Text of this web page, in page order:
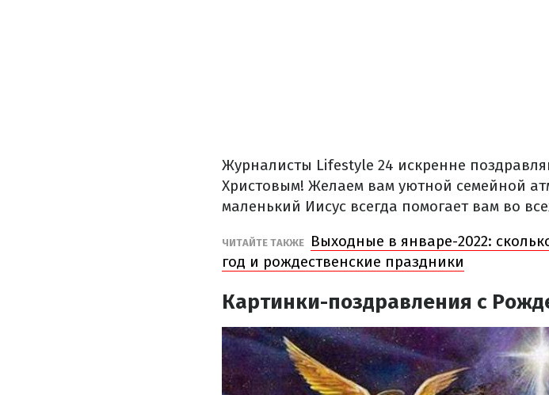
Журналисты Lifestyle 24 искренне
Христовым! Желаем вам уютной семейной
маленький Иисус всегда помогает вам во
ЧИТАЙТЕ ТАКЖЕ
Выходные в январе-2022:
год и рождественские праздники
Картинки-поздравления с